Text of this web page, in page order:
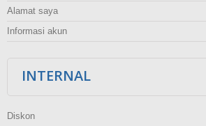
Alamat saya
Informasi akun
INTERNAL
Diskon